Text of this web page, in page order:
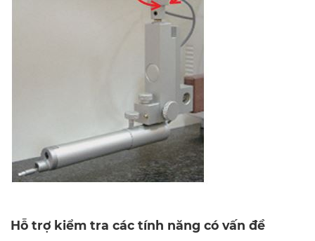
Hỗ trợ kiểm tra các tính năng có vấn đề